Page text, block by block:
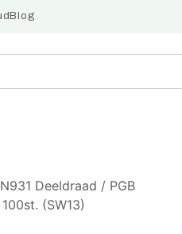
Blog
Deeldraad / PGB
(SW13)